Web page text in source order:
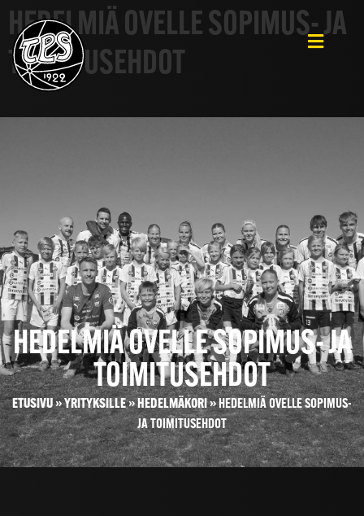
HEDELMIÄ OVELLE SOPIMUS- JA
TOIMITUSEHDOT
HEDELMIÄ OVELLE SOPIMUS- JA
TOIMITUSEHDOT
ETUSIVU»YRITYKSILLE»HEDELMÄKORI»HEDELMIÄ OVELLE SOPIMUS-
JA TOIMITUSEHDOT